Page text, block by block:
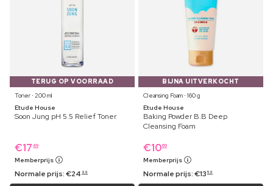
TERUG OP VOORRAAD
Toner ⋅ 200 ml
Etude House
Soon Jung pH 5.5 Relief Toner
€17 49
Memberprijs
Normale prijs:€24 99
BIJNA UITVERKOCHT
Cleansing Foam ⋅ 160 g
Etude House
Baking Powder B.B Deep
Cleansing Foam
€1069
Memberprijs
Normale prijs:€13 59